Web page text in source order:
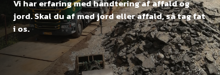
Vi har erfaring med håndtering af affald og
jord. Skal du af med jord eller affald, så tag fat
i os.